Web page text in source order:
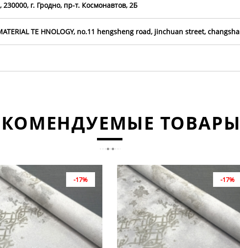
г. Гродно, пр-т. Космонавтов, 2Б
TE HNOLOGY, no.11 hengsheng road, jinchuan street,
ТОВАРЫ
-17% -17%